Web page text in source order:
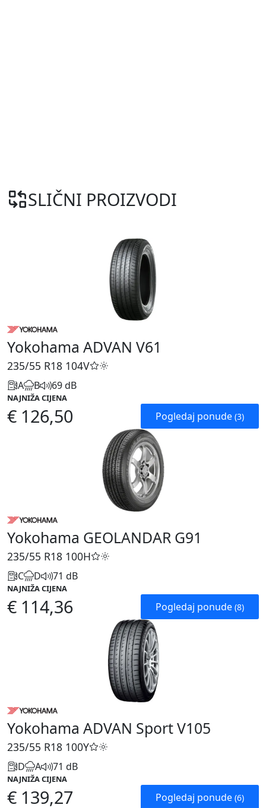
SLIČNI PROIZVODI
Yokohama ADVAN V61
235/55 R18 104V
A B 69 dB
NAJNIŽA CIJENA
€ 126,50 Pogledaj ponude (3)
Yokohama GEOLANDAR G91
235/55 R18 100H
C D 71 dB
NAJNIŽA CIJENA
€ 114,36 Pogledaj ponude (8)
Yokohama ADVAN Sport V105
235/55 R18 100Y
D A 71 dB
NAJNIŽA CIJENA
€ 139,27 Pogledaj ponude (6)